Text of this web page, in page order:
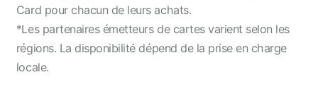
Card pour chacun de leurs achats.
*Les partenaires émetteurs de cartes varient selon les
régions. La disponibilité dépend de la prise en charge
locale.